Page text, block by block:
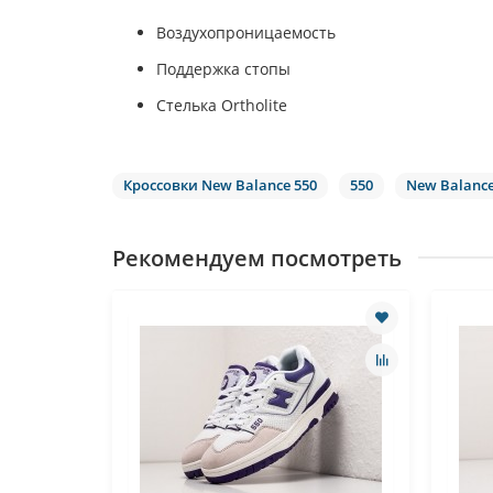
Воздухопроницаемость
Поддержка стопы
Стелька Ortholite
Кроссовки New Balance 550 550 New
Рекомендуем посмотреть